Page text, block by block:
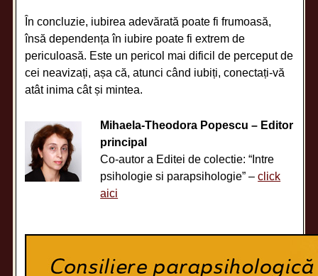
În concluzie, iubirea adevărată poate fi frumoasă,
însă dependența în iubire poate fi extrem de
periculoasă. Este un pericol mai dificil de perceput de
cei neavizați, așa că, atunci când iubiți, conectați-vă
atât inima cât și mintea.
Mihaela-Theodora Popescu – Editor
principal
Co-autor a Editei de colectie: “Intre
psihologie si parapsihologie” –click
aici